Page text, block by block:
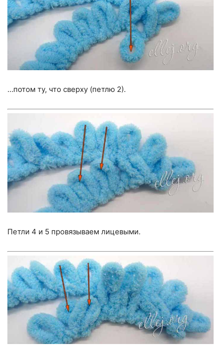
…потом ту, что сверху (петлю 2).
Петли 4 и 5 провязываем лицевыми.